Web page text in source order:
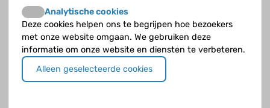
Hoe wordt vastgesteld of een schildklierknobbel
goedaardig of kwaadaardig is?
Hoe zijn de vooruitzichten bij gedifferentieerde
schildklierkanker?
Analytische cookies
Deze cookies helpen ons te begrijpen hoe bezoekers
met onze website omgaan. We gebruiken deze
informatie om onze website en diensten te verbeteren.
Alleen geselecteerde cookies